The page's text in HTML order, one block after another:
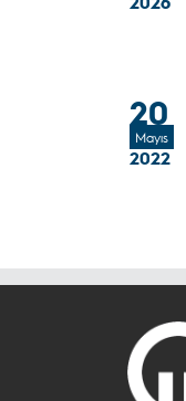
20
Mayıs
2022